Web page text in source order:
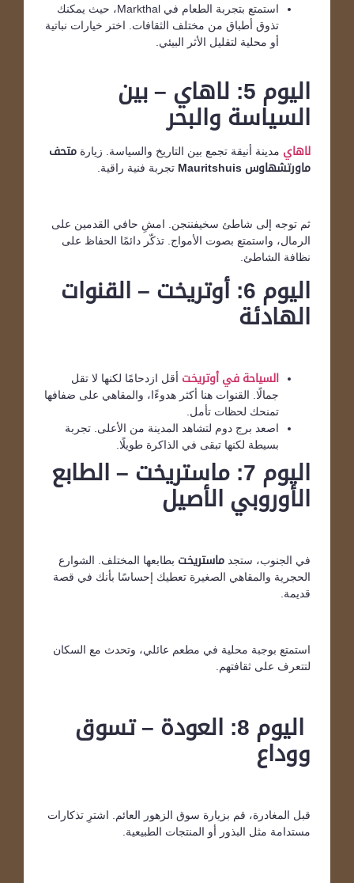
استمتع بتجربة الطعام في Markthal، حيث يمكنك
تذوق أطباق من مختلف الثقافات. اختر خيارات نباتية
أو محلية لتقليل الأثر البيئي.
اليوم 5: لاهاي – بين
السياسة والبحر
لاهاي مدينة أنيقة تجمع بين التاريخ والسياسة. زيارة متحف
ماورتشهاوس
تجربة فنية راقية.
ثم توجه إلى شاطئ سخيفننجن. امشِ حافي القدمين على
الرمال، واستمتع بصوت الأمواج. تذكّر دائمًا الحفاظ على
نظافة الشاطئ.
اليوم 6: أوتريخت – القنوات
الهادئة
السياحة في أوتريخت أقل ازدحامًا لكنها لا تقل
جمالًا. القنوات هنا أكثر هدوءًا، والمقاهي على ضفافها
تمنحك لحظات تأمل.
اصعد برج دوم لتشاهد المدينة من الأعلى. تجربة
بسيطة لكنها تبقى في الذاكرة طويلًا.
اليوم 7: ماستريخت – الطابع
الأوروبي الأصيل
في الجنوب، ستجد ماستريخت بطابعها المختلف. الشوارع
الحجرية والمقاهي الصغيرة تعطيك إحساسًا بأنك في قصة
قديمة.
استمتع بوجبة محلية في مطعم عائلي، وتحدث مع السكان
لتتعرف على ثقافتهم.
اليوم 8: العودة – تسوق
ووداع
قبل المغادرة، قم بزيارة سوق الزهور العائم. اشترِ تذكارات
مستدامة مثل البذور أو المنتجات الطبيعية.